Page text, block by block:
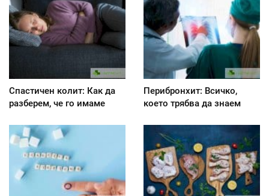
Спастичен колит: Как да
разберем, че го имаме
Перибронхит: Всичко,
което трябва да знаем